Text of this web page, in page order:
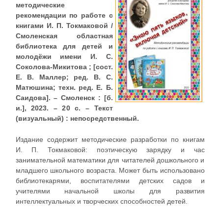
методические
рекомендации по работе с
книгами И. П. Токмаковой /
Смоленская областная
библиотека для детей и
молодёжи имени И. С.
Соколова-Микитова ; [сост.
Е. В. Маллер; ред. В. С.
Матюшина; техн. ред. Е. Б.
Саидова]. – Смоленск : [б.
и.], 2023. – 20 с. – Текст
(визуальный) : непосредственный.
Издание содержит методические разработки по книгам
И. П. Токмаковой: поэтическую зарядку и час
занимательной математики для читателей дошкольного и
младшего школьного возраста. Может быть использовано
библиотекарями, воспитателями детских садов и
учителями начальной школы для развития
интеллектуальных и творческих способностей детей.